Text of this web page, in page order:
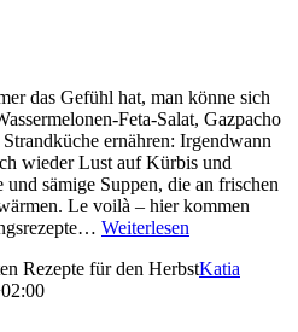
das Gefühl hat, man könne sich
Feta-Salat, Gazpacho
ernähren: Irgendwann
wieder Lust auf Kürbis und
sämige Suppen, die an frischen
Le voilà – hier kommen
Weiterlesen
Rezepte für den HerbstKatia